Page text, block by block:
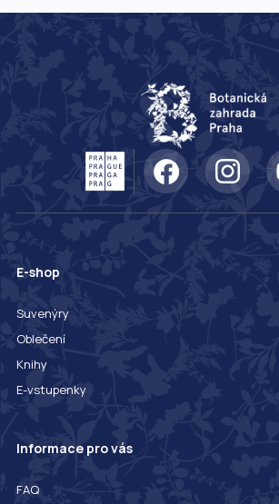
E-shop
Suvenýry
Oblečení
Knihy
E-vstupenky
Informace pro vás
FAQ